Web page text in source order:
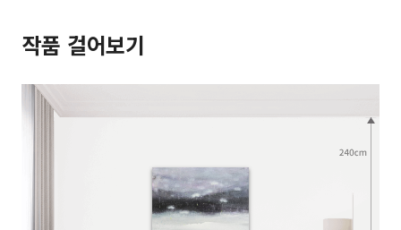
작품 걸어보기